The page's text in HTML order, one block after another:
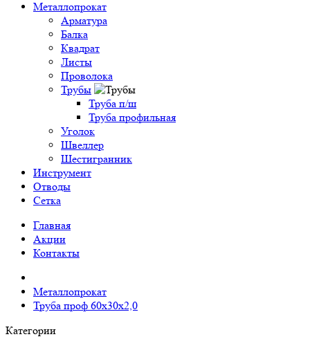
Металлопрокат
Арматура
Балка
Квадрат
Листы
Проволока
Трубы
Труба п/ш
Труба профильная
Уголок
Швеллер
Шестигранник
Инструмент
Отводы
Сетка
Главная
Акции
Контакты
Металлопрокат
Труба проф 60х30х2,0
Категории